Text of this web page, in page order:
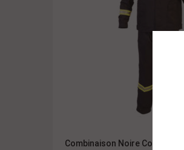
Combinaison Noire Coton,